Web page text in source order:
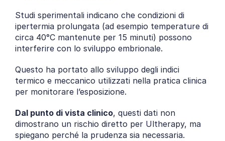
Studi sperimentali indicano che condizioni di
ipertermia prolungata (ad esempio temperature di
circa 40°C mantenute per 15 minuti) possono
interferire con lo sviluppo embrionale.
Questo ha portato allo sviluppo degli indici
termico e meccanico utilizzati nella pratica clinica
per monitorare l’esposizione.
Dal punto di vista clinico, questi dati non
dimostrano un rischio diretto per Ultherapy, ma
spiegano perché la prudenza sia necessaria.